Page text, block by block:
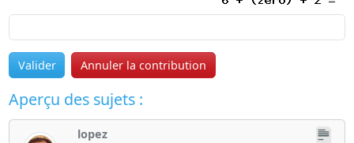
Valider Annuler la contribution
Aperçu des sujets :
lopez